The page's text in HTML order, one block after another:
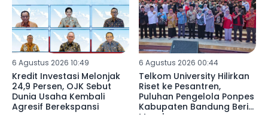
6 Agustus 2026 10:49
Kredit Investasi Melonjak
24,9 Persen, OJK Sebut
Dunia Usaha Kembali
Agresif Berekspansi
6 Agustus 2026 00:44
Telkom University Hilirkan
Riset ke Pesantren,
Puluhan Pengelola Ponpes
Kabupaten Bandung Beri
Masukan